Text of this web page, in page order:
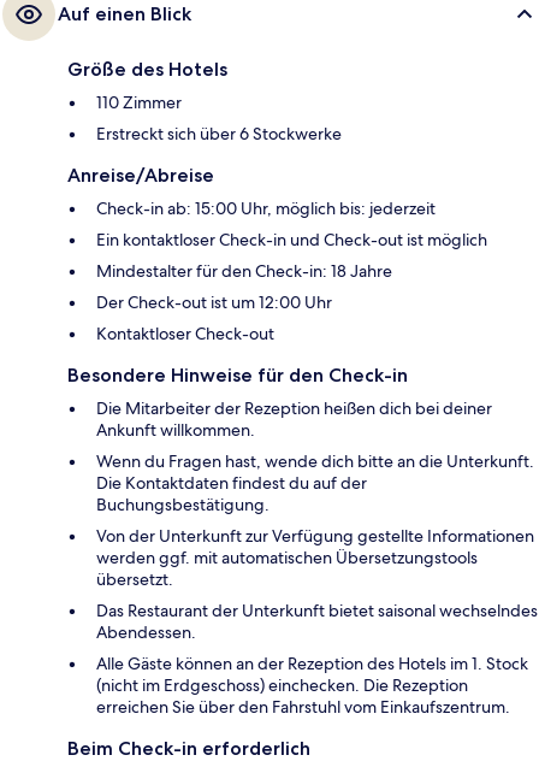
Auf einen Blick
Größe des Hotels
110 Zimmer
Erstreckt sich über 6 Stockwerke
Anreise/Abreise
Check-in ab: 15:00 Uhr, möglich bis: jederzeit
Ein kontaktloser Check-in und Check-out ist möglich
Mindestalter für den Check-in: 18 Jahre
Der Check-out ist um 12:00 Uhr
Kontaktloser Check-out
Besondere Hinweise für den Check-in
Die Mitarbeiter der Rezeption heißen dich bei deiner
Ankunft willkommen.
Wenn du Fragen hast, wende dich bitte an die Unterkunft.
Die Kontaktdaten findest du auf der
Buchungsbestätigung.
Von der Unterkunft zur Verfügung gestellte Informationen
werden ggf. mit automatischen Übersetzungstools
übersetzt.
Das Restaurant der Unterkunft bietet saisonal wechselndes
Abendessen.
Alle Gäste können an der Rezeption des Hotels im 1. Stock
(nicht im Erdgeschoss) einchecken. Die Rezeption
erreichen Sie über den Fahrstuhl vom Einkaufszentrum.
Beim Check-in erforderlich